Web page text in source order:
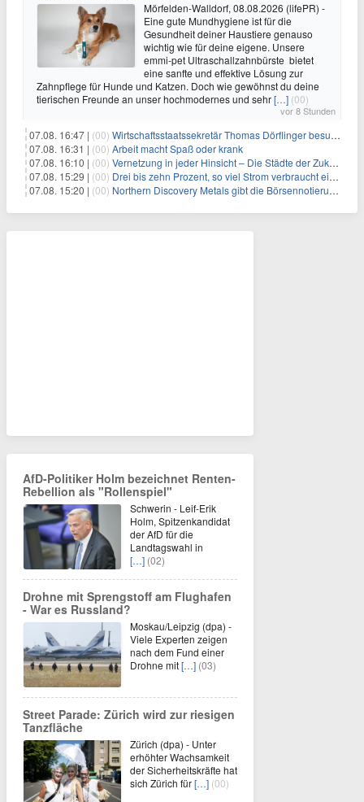
Mörfelden-Walldorf, 08.08.2026 (lifePR) -
Eine gute Mundhygiene ist für die
Gesundheit deiner Haustiere genauso
wichtig wie für deine eigene. Unsere
emmi-pet Ultraschallzahnbürste bietet
eine sanfte und effektive Lösung zur
Zahnpflege für Hunde und Katzen. Doch wie gewöhnst du deine
tierischen Freunde an unser hochmodernes und sehr[…] (00)
vor 8 Stunden
07.08. 16:47 | (00) Wirtschaftsstaatssekretär Thomas Dörflinger besucht Handwerksbetrieb im Kammerbezirk Freiburg
07.08. 16:31 | (00) Arbeit macht Spaß oder krank
07.08. 16:10 | (00) Vernetzung in jeder Hinsicht – Die Städte der Zukunft sind grün-blau
07.08. 15:29 | (00) Drei bis zehn Prozent, so viel Strom verbraucht ein Aufzug im Gebäude
07.08. 15:20 | (00) Northern Discovery Metals gibt die Börsennotierung an der Frankfurter Wertpapierbörse bekannt
AfD-Politiker Holm bezeichnet Renten-
Rebellion als "Rollenspiel"
Schwerin - Leif-Erik
Holm, Spitzenkandidat
der AfD für die
Landtagswahl in
[…] (02)
Drohne mit Sprengstoff am Flughafen
- War es Russland?
Moskau/Leipzig (dpa) -
Viele Experten zeigen
nach dem Fund einer
Drohne mit[…] (03)
Street Parade: Zürich wird zur riesigen
Tanzfläche
Zürich (dpa) - Unter
erhöhter Wachsamkeit
der Sicherheitskräfte hat
sich Zürich für[…] (00)